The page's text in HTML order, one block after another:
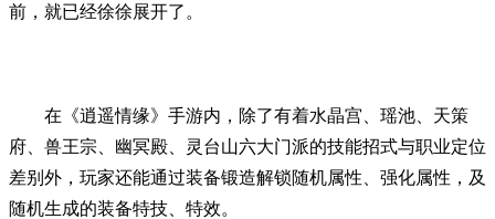
前，就已经徐徐展开了。
在《逍遥情缘》手游内，除了有着水晶宫、瑶池、天策
府、兽王宗、幽冥殿、灵台山六大门派的技能招式与职业定位
差别外，玩家还能通过装备锻造解锁随机属性、强化属性，及
随机生成的装备特技、特效。